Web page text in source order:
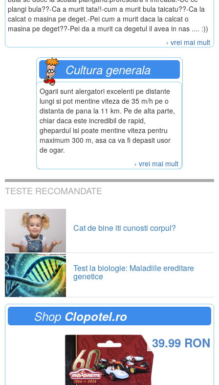
plangi bula??-Ca a murit tata!!-cum a murit bula taicatu??-Ca la
calcat o masina pe deget.-Pei cum a murit daca la calcat o
masina pe deget??-Pei da a murit ca degetul il avea in nas .... :))
› vrei mai mult
Cultura generala
Ogarii sunt alergatori excelenti pe distante
lungi si pot mentine viteza de 35 m/h pe o
distanta de pana la 11 km. Pe de alta parte,
chiar daca este incredibil de rapid,
ghepardul isi poate mentine viteza pentru
maximum 300 m, asa ca va fi depasit usor
de ogar.
› vrei mai mult
TESTE RECOMANDATE
Cat de bine iti cunosti corpul?
Test la biologie: Maladiile ereditare
genetice
Shop Clopotel.ro
39.99 RON